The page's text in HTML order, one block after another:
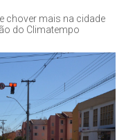
chover mais na cidade
do Climatempo